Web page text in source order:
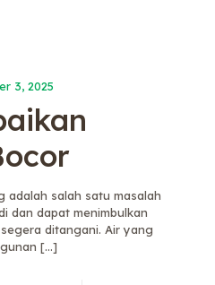
3, 2025
adalah salah satu masalah
dan dapat menimbulkan
ditangani. Air yang
[…]